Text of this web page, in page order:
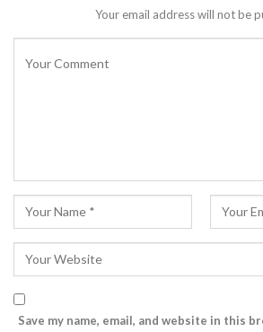
Your email address will not be
Save my name, email, and website in this